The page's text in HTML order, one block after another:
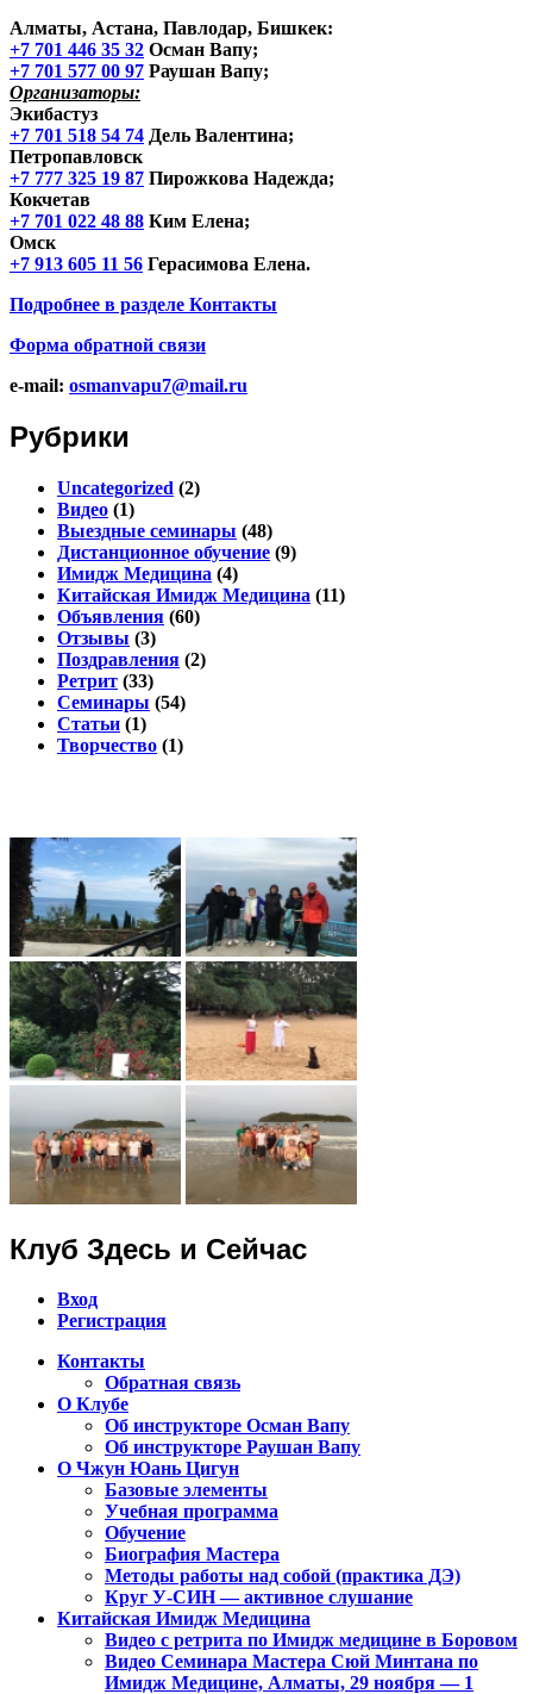
Алматы, Астана, Павлодар, Бишкек:
+7 701 446 35 32 Осман Вапу;
+7 701 577 00 97 Раушан Вапу;
Организаторы:
Экибастуз
+7 701 518 54 74 Дель Валентина;
Петропавловск
+7 777 325 19 87 Пирожкова Надежда;
Кокчетав
+7 701 022 48 88 Ким Елена;
Омск
+7 913 605 11 56 Герасимова Елена.
Подробнее в разделе Контакты
Форма обратной связи
e-mail: osmanvapu7@mail.ru
Рубрики
Uncategorized (2)
Видео (1)
Выездные семинары (48)
Дистанционное обучение (9)
Имидж Медицина (4)
Китайская Имидж Медицина (11)
Объявления (60)
Отзывы (3)
Поздравления (2)
Ретрит (33)
Семинары (54)
Статьи (1)
Творчество (1)
Клуб Здесь и Сейчас
Вход
Регистрация
Клуб Чжун Юань Цигун в городах
Алматы, Астана, Павлодар,
Петропавловск, Экибастуз, Бишкек…
Контакты
Обратная связь
О Клубе
Об инструкторе Осман Вапу
Об инструкторе Раушан Вапу
О Чжун Юань Цигун
Базовые элементы
Учебная программа
Обучение
Биография Мастера
Методы работы над собой (практика ДЭ)
Круг У-СИН — активное слушание
Китайская Имидж Медицина
Видео с ретрита по Имидж медицине в Боровом
Видео Семинара Мастера Сюй Минтана по
Имидж Медицине, Алматы, 29 ноября — 1